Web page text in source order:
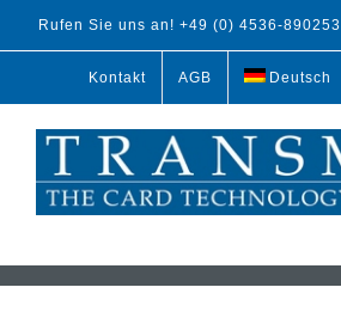
Rufen Sie uns an! +49 (0) 4536-890253
Kontakt AGB Deutsch